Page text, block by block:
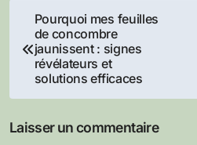
Navigation
de
l’article
Pourquoi mes feuilles
de concombre
jaunissent : signes
révélateurs et
solutions efficaces
Laisser un commentaire